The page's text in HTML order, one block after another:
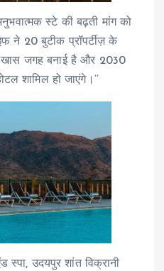
स्टे की बढ़ती मांग को
ने 20 बुटीक प्रॉपर्टीज़ के
जगह बनाई है और 2030
शामिल हो जाएंगे।’’
स्पा, उदयपुर शांत विक्रानी